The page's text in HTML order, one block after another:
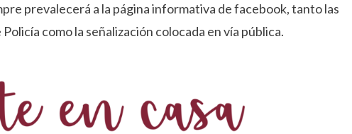
prevalecerá a la página informativa de facebook, tanto las
como la señalización colocada en vía pública.